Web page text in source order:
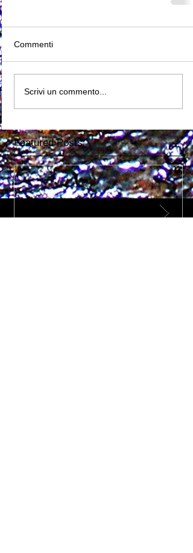
Commenti
Scrivi un commento...
Featured Posts